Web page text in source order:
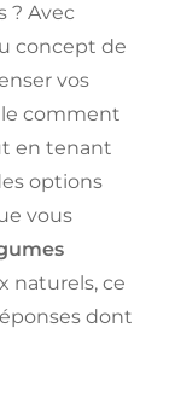
? Avec
concept de
vos
comment
en tenant
options
vous
naturels, ce
dont